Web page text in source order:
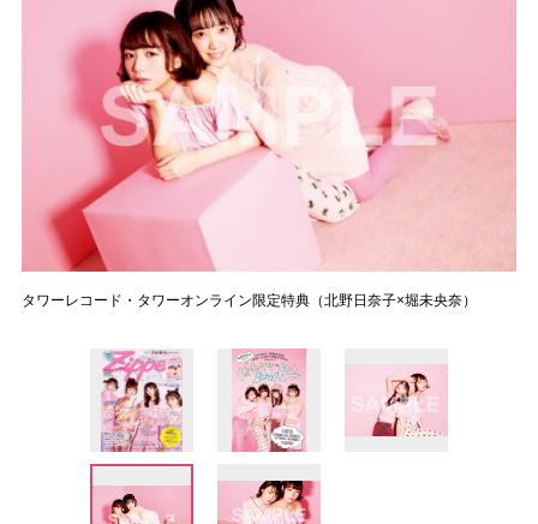
タワーレコード・タワーオンライン限定特典（北野日奈子×堀未央奈）